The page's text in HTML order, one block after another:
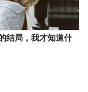
结局，我才知道什